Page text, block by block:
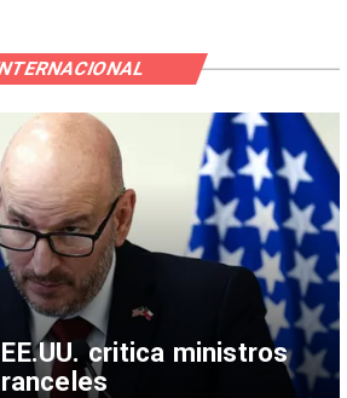
critica ministros